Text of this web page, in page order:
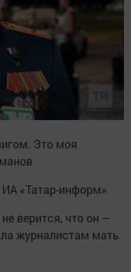
Это моя
«Татар-информ»
верится, что он –
журналистам мать